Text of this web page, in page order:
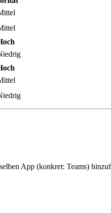
App (konkret: Teams)